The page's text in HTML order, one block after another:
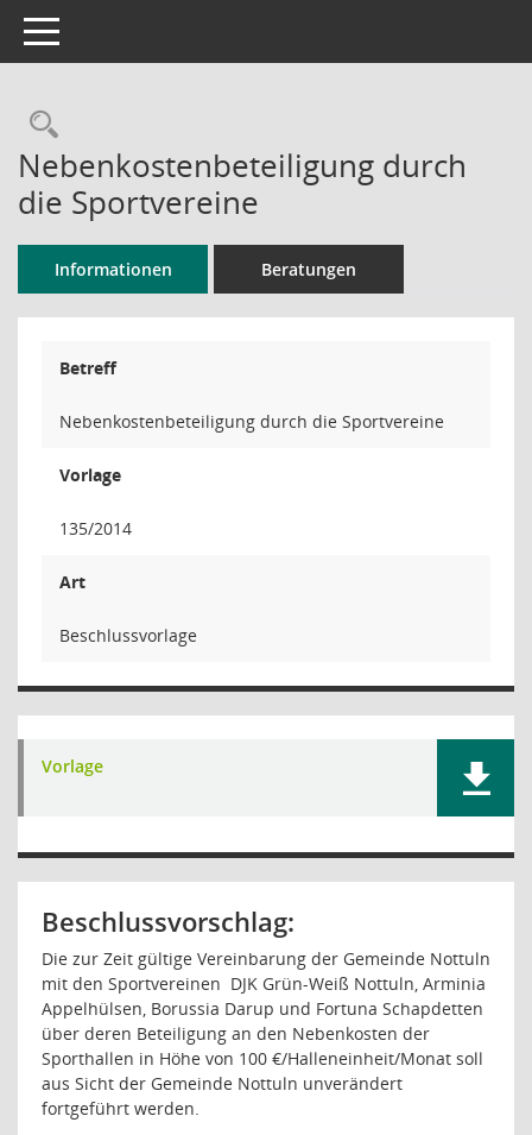
Toggle navigation
Rechercheauswahl
Nebenkostenbeteiligung durch
die Sportvereine
Informationen Beratungen
Betreff
Nebenkostenbeteiligung durch die Sportvereine
Vorlage
135/2014
Art
Beschlussvorlage
Vorlage
Beschlussvorschlag:
Die zur Zeit gültige Vereinbarung der Gemeinde Nottuln
mit den Sportvereinen DJK Grün-Weiß Nottuln, Arminia
Appelhülsen, Borussia Darup und Fortuna Schapdetten
über deren Beteiligung an den Nebenkosten der
Sporthallen in Höhe von 100 €/Halleneinheit/Monat soll
aus Sicht der Gemeinde Nottuln unverändert
fortgeführt werden.